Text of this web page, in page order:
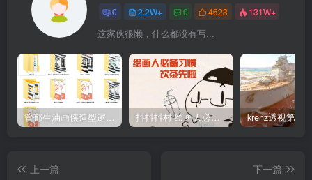
0 2.2W+ 0 4623 131W+
这家伙很懒，什么都没有写...
抖抖抖村 绘画人必备习惯2020【画质不错】
上一篇
下一篇